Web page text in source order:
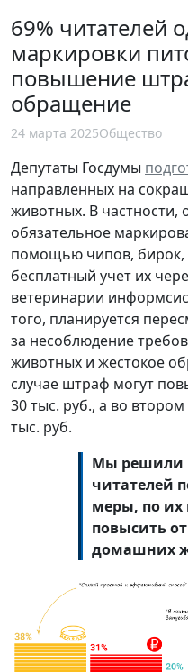
69% читателей
маркировки
повышение
обращение
24 марта 2025Общество
Депутаты Госдумы
направленных на
животных. В частности,
обязательное
помощью чипов, бирок,
бесплатный учет их
ветеринарии
того, планируется
за несоблюдение
животных и жестокое
случае штраф могут
30 тыс. руб., а во втором
тыс. руб.
Мы решили
читателей
меры, по
повысить
домашних